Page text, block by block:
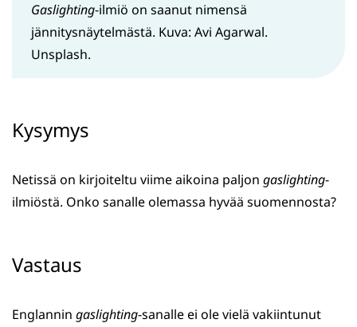
Gaslighting-ilmiö on saanut nimensä
jännitysnäytelmästä. Kuva: Avi Agarwal.
Unsplash.
Kysymys
Netissä on kirjoiteltu viime aikoina paljon gaslighting-
ilmiöstä. Onko sanalle olemassa hyvää suomennosta?
Vastaus
Englannin gaslighting-sanalle ei ole vielä vakiintunut